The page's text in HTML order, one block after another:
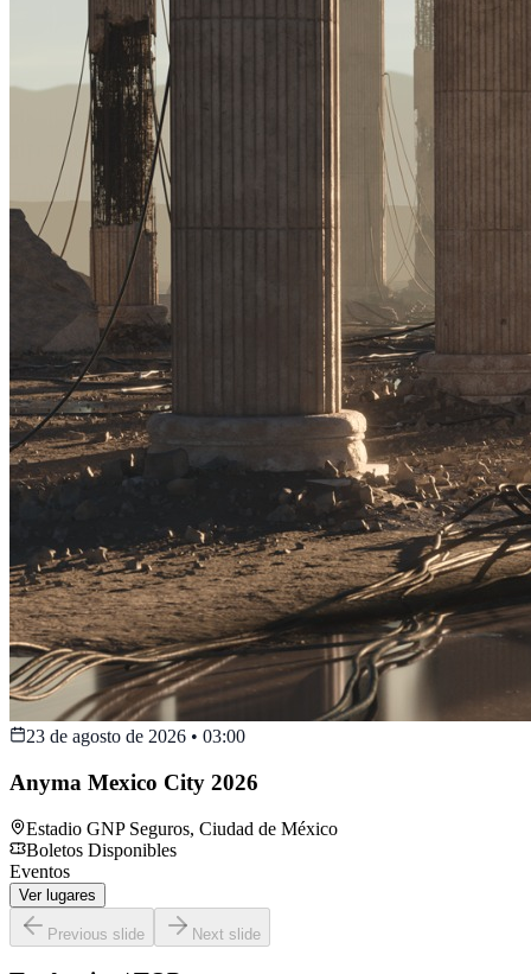
23 de agosto de 2026 • 03:00
Anyma Mexico City 2026
Estadio GNP Seguros, Ciudad de México
Boletos Disponibles
Eventos
Ver lugares
Previous slide Next slide